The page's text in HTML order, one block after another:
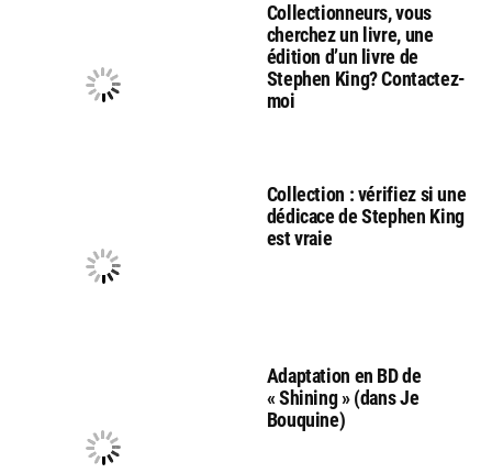
Collectionneurs, vous
cherchez un livre, une
édition d’un livre de
Stephen King? Contactez-
moi
Collection : vérifiez si une
dédicace de Stephen King
est vraie
Adaptation en BD de
« Shining » (dans Je
Bouquine)